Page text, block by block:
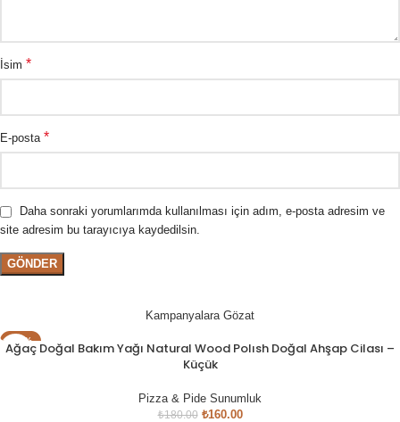
İsim *
E-posta *
Daha sonraki yorumlarımda kullanılması için adım, e-posta adresim ve
site adresim bu tarayıcıya kaydedilsin.
Kampanyalara Gözat
- 11%
Ağaç Doğal Bakım Yağı Natural Wood Polısh Doğal Ahşap Cilası –
Küçük
Pizza & Pide Sunumluk
₺180.00 ₺160.00